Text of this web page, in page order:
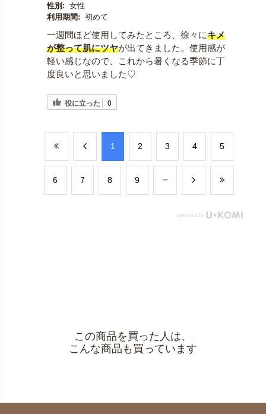
性別: 女性
利用期間: 初めて
一週間ほど使用してみたところ、徐々にキメ
が整って肌にツヤが出てきました。使用感が
軽い感じなので、これから暑くなる季節に丁
度良いと思いました♡
役に立った 0
​1 ​2 ​3 ​4 ​5
​6 ​7 ​8 ​9
この商品を買った人は、
こんな商品も買っています